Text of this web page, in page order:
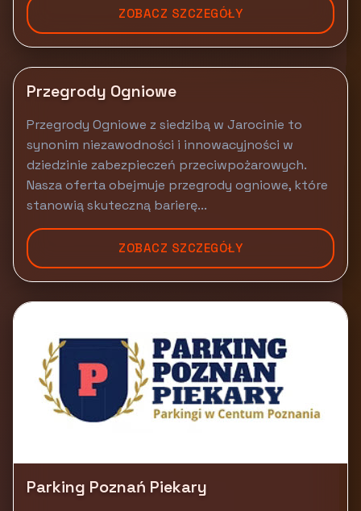
ZOBACZ SZCZEGÓŁY
Przegrody Ogniowe
Przegrody Ogniowe z siedzibą w Jarocinie to
synonim niezawodności i innowacyjności w
dziedzinie zabezpieczeń przeciwpożarowych.
Nasza oferta obejmuje przegrody ogniowe, które
stanowią skuteczną barierę...
ZOBACZ SZCZEGÓŁY
Parking Poznań Piekary